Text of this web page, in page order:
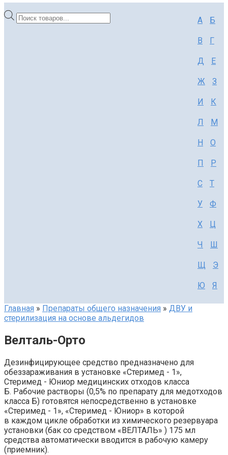
Поиск
товаров
А Б
В Г
Д Е
Ж З
И К
Л М
Н О
П Р
С Т
У Ф
Х Ц
Ч Ш
Щ Э
Ю Я
Главная » Препараты общего назначения » ДВУ и
стерилизация на основе альдегидов
Велталь-Орто
Дезинфицирующее средство предназначено для
обеззараживания в установке «Стеримед - 1»,
Стеримед - Юниор медицинских отходов класса
Б. Рабочие растворы (0,5% по препарату для медотходов
класса Б) готовятся непосредственно в установке
«Стеримед - 1», «Стеримед - Юниор» в которой
в каждом цикле обработки из химического резервуара
установки (бак со средством «ВЕЛТАЛЬ» ) 175 мл
средства автоматически вводится в рабочую камеру
(приемник).